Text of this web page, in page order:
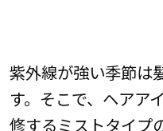
紫外線が強い季節は
す。そこで、ヘアア
修するミストタイプ